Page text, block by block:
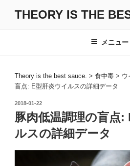
THEORY IS THE
メニュー
Theory is the best sauce. > 食中毒 > ウ
盲点: E型肝炎ウイルスの詳細データ
投
稿
日:
2018-01-22
豚肉低温調理の盲点:
ルスの詳細データ